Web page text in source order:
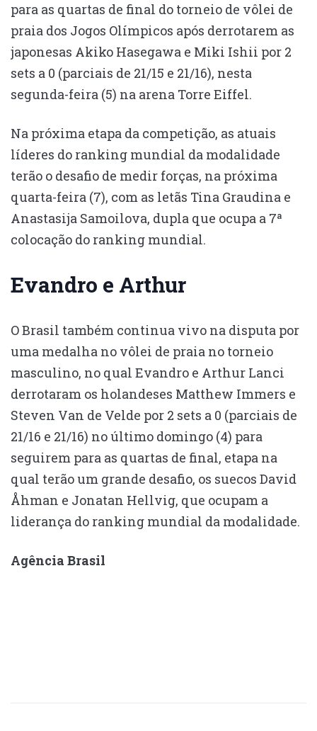
para as quartas de final do torneio de vôlei de
praia dos Jogos Olímpicos após derrotarem as
japonesas Akiko Hasegawa e Miki Ishii por 2
sets a 0 (parciais de 21/15 e 21/16), nesta
segunda-feira (5) na arena Torre Eiffel.
Na próxima etapa da competição, as atuais
líderes do ranking mundial da modalidade
terão o desafio de medir forças, na próxima
quarta-feira (7), com as letãs Tina Graudina e
Anastasija Samoilova, dupla que ocupa a 7ª
colocação do ranking mundial.
Evandro e Arthur
O Brasil também continua vivo na disputa por
uma medalha no vôlei de praia no torneio
masculino, no qual Evandro e Arthur Lanci
derrotaram os holandeses Matthew Immers e
Steven Van de Velde por 2 sets a 0 (parciais de
21/16 e 21/16) no último domingo (4) para
seguirem para as quartas de final, etapa na
qual terão um grande desafio, os suecos David
Åhman e Jonatan Hellvig, que ocupam a
liderança do ranking mundial da modalidade.
Agência Brasil